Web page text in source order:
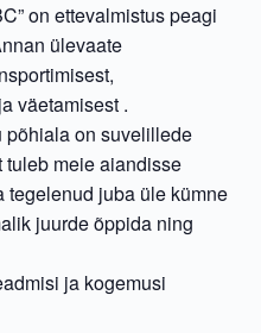
on ettevalmistus peagi
ülevaate
väetamisest .
põhiala on suvelillede
tuleb meie aiandisse
tegelenud juba üle kümne
juurde õppida ning
ja kogemusi